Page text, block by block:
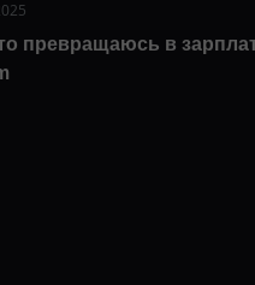
превращаюсь в